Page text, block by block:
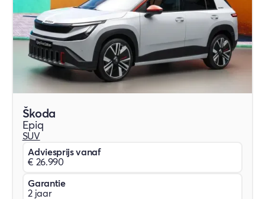
Škoda
Epiq
SUV
Adviesprijs vanaf
€ 26.990
Garantie
2 jaar